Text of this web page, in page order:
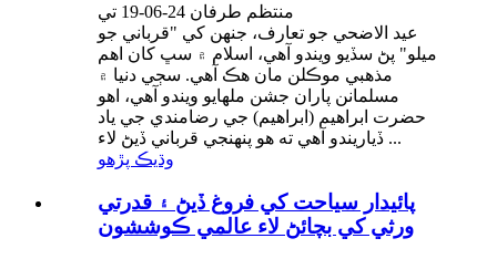
منتظم طرفان 24-06-19 تي
عيد الاضحي جو تعارف، جنهن کي "قرباني جو
ميلو" پڻ سڏيو ويندو آهي، اسلام ۾ سڀ کان اهم
مذهبي موڪلن مان هڪ آهي. سڄي دنيا ۾
مسلمانن پاران جشن ملهايو ويندو آهي، اهو
حضرت ابراهيم (ابراهيم) جي رضامندي جي ياد
ڏياريندو آهي ته هو پنهنجي قرباني ڏيڻ لاء ...
وڌيڪ پڙهو
پائيدار سياحت کي فروغ ڏيڻ ۽ قدرتي
ورثي کي بچائڻ لاء عالمي ڪوششون